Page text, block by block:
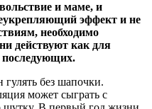
и маме, и
эффект и не
необходимо
действуют как для
последующих.
без шапочки.
может сыграть с